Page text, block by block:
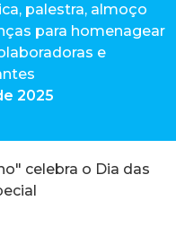
palestra, almoço
para homenagear
e
2025
celebra o Dia das